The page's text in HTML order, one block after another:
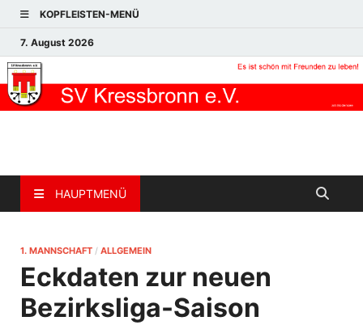
KOPFLEISTEN-MENÜ
7. August 2026
HAUPTMENÜ
1. MANNSCHAFT / ALLGEMEIN
Eckdaten zur neuen
Bezirksliga-Saison